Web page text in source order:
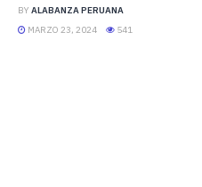
BY ALABANZA PERUANA
MARZO 23, 2024
541